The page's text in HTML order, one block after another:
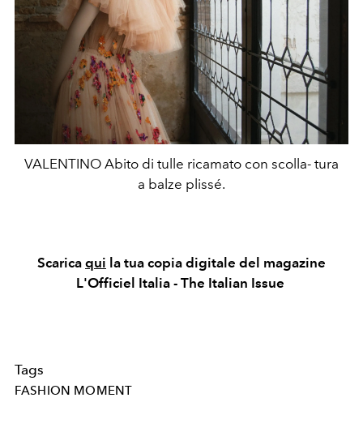
VALENTINO Abito di tulle ricamato con scolla- tura
a balze plissé.
Scarica qui la tua copia digitale del magazine
L'Officiel Italia - The Italian Issue
Tags
FASHION MOMENT